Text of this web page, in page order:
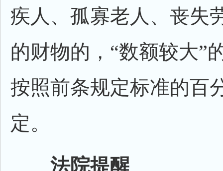
疾人、孤寡老人、丧失
的财物的，“数额较大”
按照前条规定标准的百
定。
法院提醒